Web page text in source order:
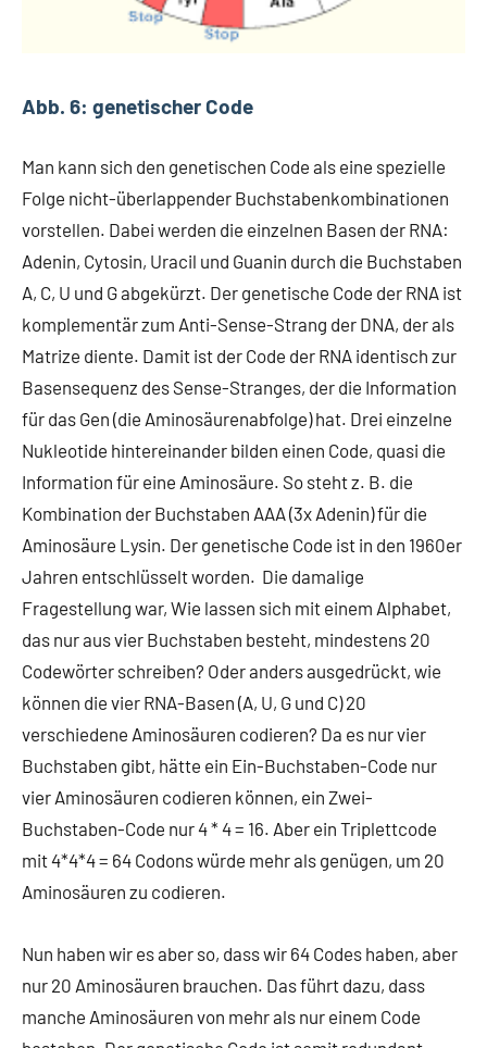
Abb. 6: genetischer Code
Man kann sich den genetischen Code als eine spezielle
Folge nicht-überlappender Buchstabenkombinationen
vorstellen. Dabei werden die einzelnen Basen der RNA:
Adenin, Cytosin, Uracil und Guanin durch die Buchstaben
A, C, U und G abgekürzt. Der genetische Code der RNA ist
komplementär zum Anti-Sense-Strang der DNA, der als
Matrize diente. Damit ist der Code der RNA identisch zur
Basensequenz des Sense-Stranges, der die Information
für das Gen (die Aminosäurenabfolge) hat. Drei einzelne
Nukleotide hintereinander bilden einen Code, quasi die
Information für eine Aminosäure. So steht z. B. die
Kombination der Buchstaben AAA (3x Adenin) für die
Aminosäure Lysin. Der genetische Code ist in den 1960er
Jahren entschlüsselt worden. Die damalige
Fragestellung war, Wie lassen sich mit einem Alphabet,
das nur aus vier Buchstaben besteht, mindestens 20
Codewörter schreiben? Oder anders ausgedrückt, wie
können die vier RNA-Basen (A, U, G und C) 20
verschiedene Aminosäuren codieren? Da es nur vier
Buchstaben gibt, hätte ein Ein-Buchstaben-Code nur
vier Aminosäuren codieren können, ein Zwei-
Buchstaben-Code nur 4 * 4 = 16. Aber ein Triplettcode
mit 4*4*4 = 64 Codons würde mehr als genügen, um 20
Aminosäuren zu codieren.
Nun haben wir es aber so, dass wir 64 Codes haben, aber
nur 20 Aminosäuren brauchen. Das führt dazu, dass
manche Aminosäuren von mehr als nur einem Code